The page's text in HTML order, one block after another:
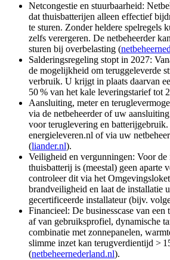
Netcongestie en stuurbaarheid:
dat thuisbatterijen alleen effectief
te sturen. Zonder heldere spelregels
zelfs verergeren. De netbeheerder
sturen bij overbelasting (
Salderingsregeling stopt in 2027:
de mogelijkheid om teruggeleverde
verbruik. U krijgt in plaats daarvan
50 % van het kale leveringstarief tot
Aansluiting, meter en
via de netbeheerder of uw
voor teruglevering en
energieleveren.nl of via uw
(liander.nl).
Veiligheid en vergunningen: Voor de
thuisbatterij is (meestal) geen aparte
controleer dit via het
brandveiligheid en laat de installatie
gecertificeerde installateur (bijv.
Financieel: De businesscase van
af van gebruiksprofiel, dynamische
combinatie met zonnepanelen,
slimme inzet kan terugverdientijd >
(netbeheernederland.nl).